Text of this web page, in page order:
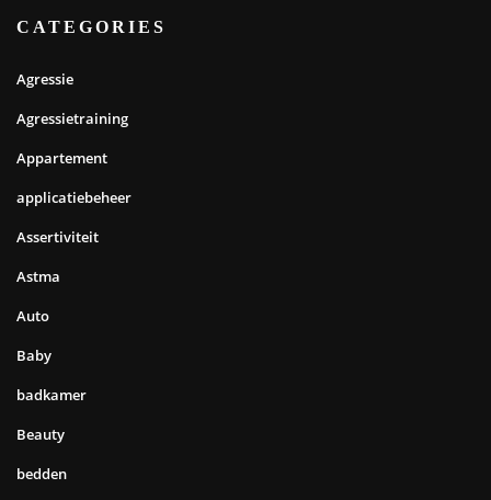
CATEGORIES
Agressie
Agressietraining
Appartement
applicatiebeheer
Assertiviteit
Astma
Auto
Baby
badkamer
Beauty
bedden